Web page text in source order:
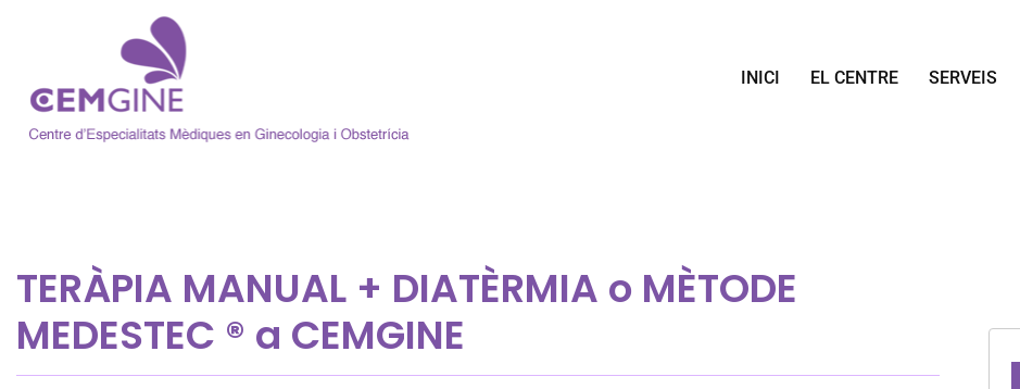
INICI EL CENTRE SERVEIS
TERÀPIA MANUAL + DIATÈRMIA o MÈTODE
MEDESTEC ® a CEMGINE